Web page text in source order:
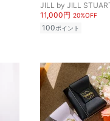
JILL by JILL
11,000円 20%OFF
100ポイント